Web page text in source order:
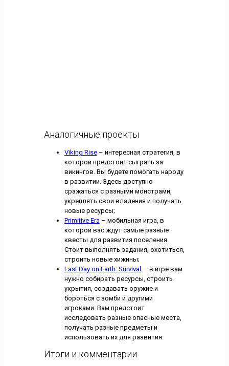
Аналогичные проекты
Viking Rise– интересная стратегия, в
которой предстоит сыграть за
викингов. Вы будете помогать народу
в развитии. Здесь доступно
сражаться с разными монстрами,
укреплять свои владения и получать
новые ресурсы;
Primitive Era – мобильная игра, в
которой вас ждут самые разные
квесты для развития поселения.
Стоит выполнять задания, охотиться,
строить новые хижины;
Last Day on Earth: Survival — в игре вам
нужно собирать ресурсы, строить
укрытия, создавать оружие и
бороться с зомби и другими
игроками. Вам предстоит
исследовать разные опасные места,
получать разные предметы и
использовать их для развития.
Итоги и комментарии